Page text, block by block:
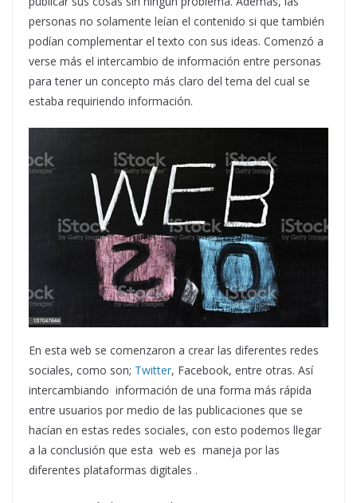
personas no solamente leían el contenido si que también
podían complementar el texto con sus ideas. Comenzó a
verse más el intercambio de información entre personas
para tener un concepto más claro del tema del cual se
estaba requiriendo información.
En esta web se comenzaron a crear las diferentes redes
sociales, como son; Twitter, Facebook, entre otras. Así
intercambiando información de una forma más rápida
entre usuarios por medio de las publicaciones que se
hacían en estas redes sociales, con esto podemos llegar
a la conclusión que esta web es maneja por las
diferentes plataformas digitales .